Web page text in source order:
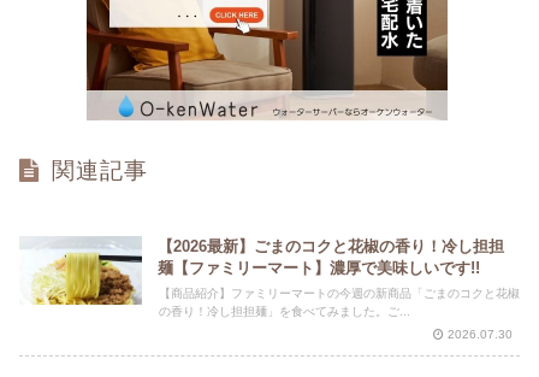
関連記事
【2026最新】ごまのコクと花椒の香り！冷し担担
麺【ファミリーマート】濃厚で美味しいです!!
【商品紹介】ファミリーマートの今週の新商品「ごまのコクと花椒
の香り！冷し担担麺」を食べてみました。ご...
2026.07.30